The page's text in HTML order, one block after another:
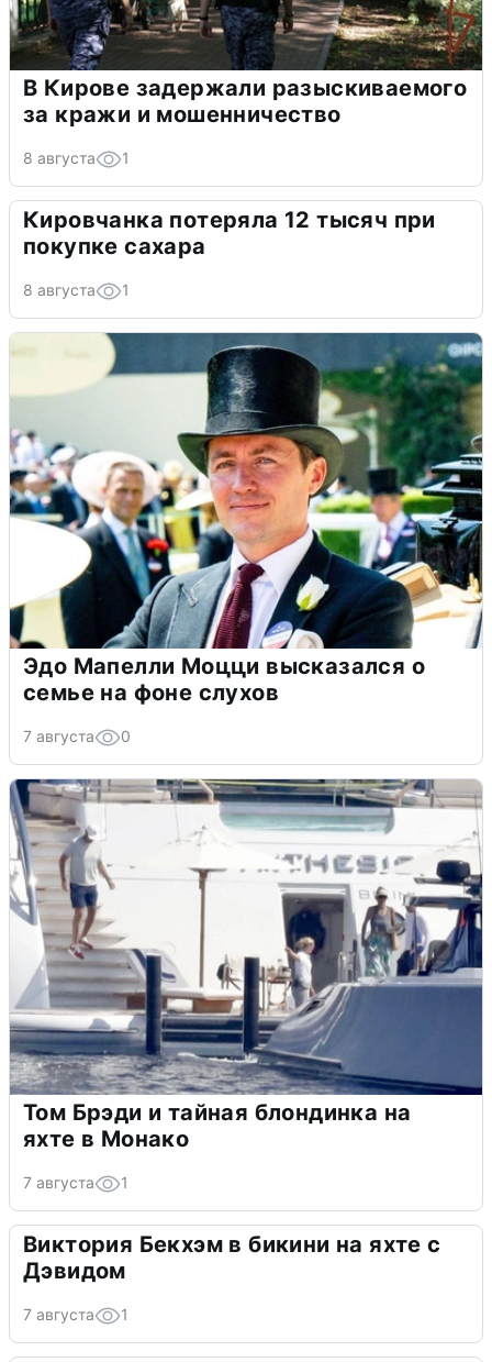
В Кирове задержали разыскиваемого
за кражи и мошенничество
8 августа 1
Кировчанка потеряла 12 тысяч при
покупке сахара
8 августа 1
Эдо Мапелли Моцци высказался о
семье на фоне слухов
7 августа 0
Том Брэди и тайная блондинка на
яхте в Монако
7 августа 1
Виктория Бекхэм в бикини на яхте с
Дэвидом
7 августа 1